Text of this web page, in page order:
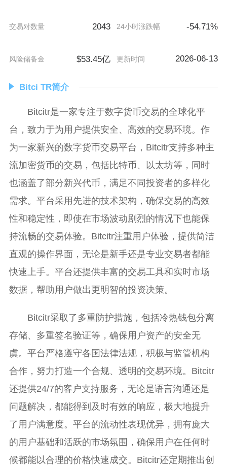
交易对数量 2043 24小时涨跌幅 -54.71%
风险储备金 $53.45亿 更新时间 2026-06-13
Bitci TR简介
Bitcitr是一家专注于数字货币交易的全球化平
台，致力于为用户提供安全、高效的交易环境。作
为一家新兴的数字货币交易平台，Bitcitr支持多种主
流加密货币的交易，包括比特币、以太坊等，同时
也涵盖了部分新兴代币，满足不同投资者的多样化
需求。平台采用先进的技术架构，确保交易的高效
性和稳定性，即使在市场波动剧烈的情况下也能保
持流畅的交易体验。Bitcitr注重用户体验，提供简洁
直观的操作界面，无论是新手还是专业交易者都能
快速上手。平台还提供丰富的交易工具和实时市场
数据，帮助用户做出更明智的投资决策。
Bitcitr采取了多重防护措施，包括冷热钱包分离
存储、多重签名验证等，确保用户资产的安全无
虞。平台严格遵守各国法律法规，积极与监管机构
合作，努力打造一个合规、透明的交易环境。Bitcitr
还提供24/7的客户支持服务，无论是语言沟通还是
问题解决，都能得到及时有效的响应，极大地提升
了用户满意度。平台的流动性表现优异，拥有庞大
的用户基础和活跃的市场氛围，确保用户在任何时
候都能以合理的价格快速成交。Bitcitr还定期推出创